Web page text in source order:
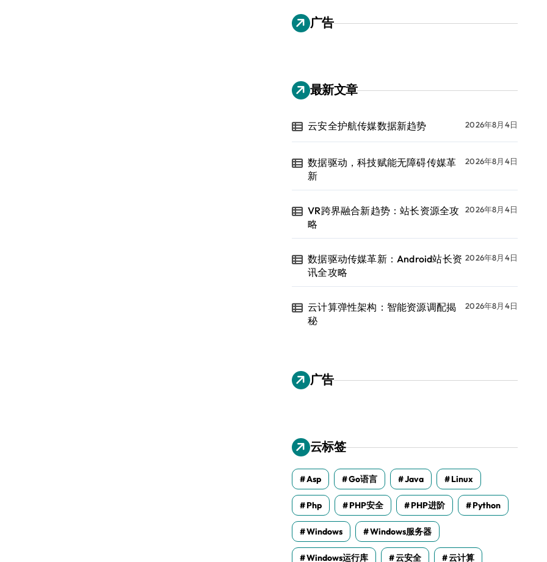
广告
最新文章
云安全护航传媒数据新趋势 2026年8月4日
数据驱动，科技赋能无障碍传媒革
新
2026年8月4日
VR跨界融合新趋势：站长资源全攻
略
2026年8月4日
数据驱动传媒革新：Android站长资
讯全攻略
2026年8月4日
云计算弹性架构：智能资源调配揭
秘
2026年8月4日
广告
云标签
Asp Go语言 Java Linux
Php PHP安全 PHP进阶 Python
Windows Windows服务器
Windows运行库 云安全 云计算